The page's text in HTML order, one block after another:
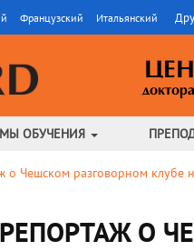
Французский Итальянский
ОБУЧЕНИЯ
о Чешском разговорном клубе
РЕПОРТАЖ О